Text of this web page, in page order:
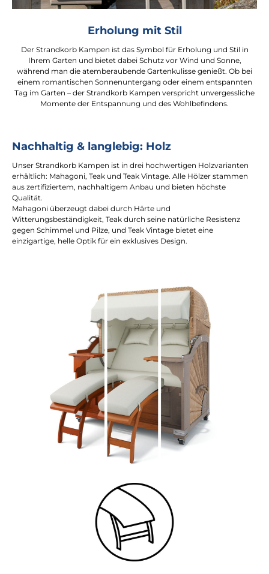
Erholung mit Stil
Der Strandkorb Kampen ist das Symbol für Erholung und Stil in
Ihrem Garten und bietet dabei Schutz vor Wind und Sonne,
während man die atemberaubende Gartenkulisse genießt. Ob bei
einem romantischen Sonnenuntergang oder einem entspannten
Tag im Garten – der Strandkorb Kampen verspricht unvergessliche
Momente der Entspannung und des Wohlbefindens.
Nachhaltig & langlebig: Holz
Unser Strandkorb Kampen ist in drei hochwertigen Holzvarianten
erhältlich: Mahagoni, Teak und Teak Vintage. Alle Hölzer stammen
aus zertifiziertem, nachhaltigem Anbau und bieten höchste
Qualität.
Mahagoni überzeugt dabei durch Härte und
Witterungsbeständigkeit, Teak durch seine natürliche Resistenz
gegen Schimmel und Pilze, und Teak Vintage bietet eine
einzigartige, helle Optik für ein exklusives Design.